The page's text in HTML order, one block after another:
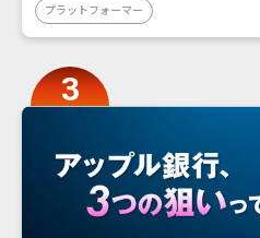
プラットフォーマー